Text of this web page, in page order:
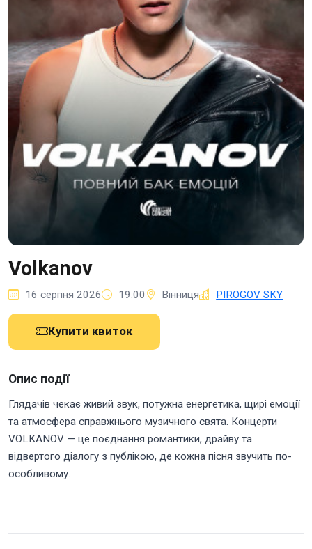
Volkanov
16 серпня 2026 19:00 Вінниця PIROGOV SKY
Купити квиток
Опис події
Глядачів чекає живий звук, потужна енергетика, щирі емоції
та атмосфера справжнього музичного свята. Концерти
VOLKANOV — це поєднання романтики, драйву та
відвертого діалогу з публікою, де кожна пісня звучить по-
особливому.